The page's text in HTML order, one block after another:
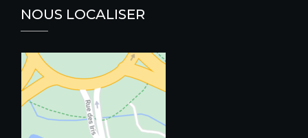
NOUS LOCALISER